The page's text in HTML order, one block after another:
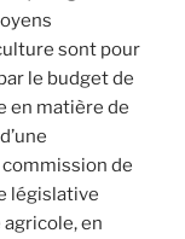
sont pour
le budget de
en matière de
de
législative
en